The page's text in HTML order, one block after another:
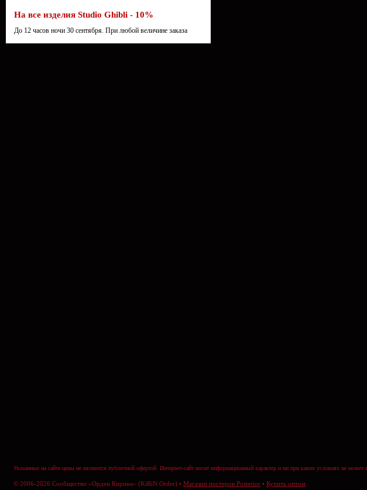
На все изделия Studio Ghibli - 10%
До 12 часов ночи 30 сентября. При любой величине заказа
Указанные на сайте цены не являются публичной офертой. Интернет-сайт носит информационный характер и ни при каких условиях не
© 2006-2026 Сообщество «Орден Кирина» (KiRiN Order) • Магазин постеров Posterior • Купить оптом